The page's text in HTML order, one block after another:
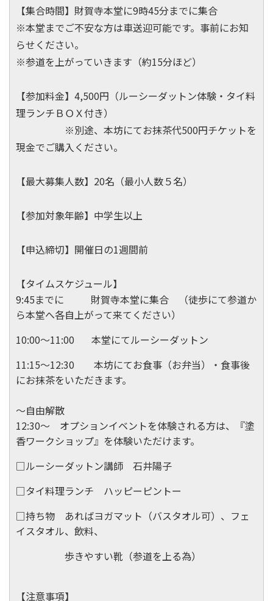
【集合時間】財賀寺本堂に9時45分までに集合
※本堂までご不安な方は車送迎可能です。事前にお知
らせください。
※参道を上がっていきます（約15分ほど）
【参加料金】4,500円（ルーシーダットン体験・タイ料
理ランチＢＯＸ付き）
※別途、本坊にてお抹茶代500円チケットを
現金でご購入ください。
【最大募集人数】20名（最小人数５名）
【参加対象年齢】中学生以上
【申込締切】開催日の1週間前
【タイムスケジュール】
9:45までに 財賀寺本堂に集合 （徒歩にて参道か
ら本堂へ各自上がって来てください）
10:00～11:00 本堂にてルーシーダットン
11:15～12:30 本坊にてお食事（お弁当）・食事後
にお抹茶をいただきます。
～自由解散
12:30～ オプションイベントを体験される方は、『塗
香ワークショップ』を体験いただけます。
□ルーシーダットン講師 石井陽子
□タイ料理ランチ ハッピーピントー
□持ち物 あればヨガマット（バスタオル可）、フェ
イスタオル、飲料、
歩きやすい靴（参道を上る為）
【注意事項】